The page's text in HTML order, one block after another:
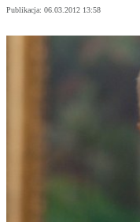
Publikacja: 06.03.2012 13:58